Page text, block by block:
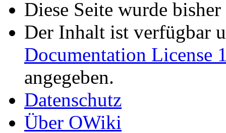
Diese Seite wurde
Der Inhalt ist verfügbar
Documentation License
angegeben.
Datenschutz
Über OWiki